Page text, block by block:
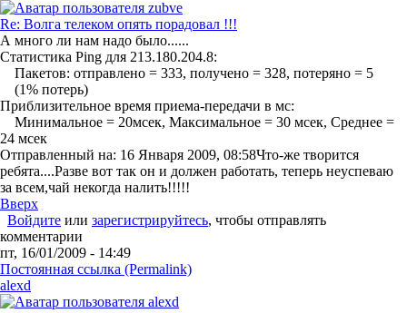
Re: Волга телеком опять порадовал !!!
А много ли нам надо было......
Статистика Ping для 213.180.204.8:
Пакетов: отправлено = 333, получено = 328, потеряно = 5
(1% потерь)
Приблизительное время приема-передачи в мс:
Минимальное = 20мсек, Максимальное = 30 мсек, Среднее =
24 мсек
Отправленный на: 16 Января 2009, 08:58Что-же творится
ребята....Разве вот так он и должен работать, теперь неуспеваю
за всем,чай некогда налить!!!!!
Вверх
Войдите или зарегистрируйтесь, чтобы отправлять
комментарии
пт, 16/01/2009 - 14:49
Постоянная ссылка (Permalink)
alexd